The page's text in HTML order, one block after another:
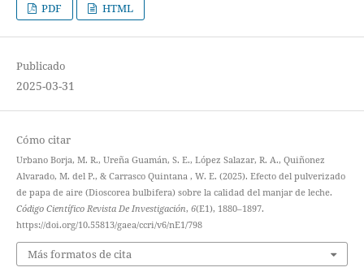
PDF HTML
Publicado
2025-03-31
Cómo citar
Urbano Borja, M. R., Ureña Guamán, S. E., López Salazar, R. A., Quiñonez
Alvarado, M. del P., & Carrasco Quintana , W. E. (2025). Efecto del pulverizado
de papa de aire (Dioscorea bulbifera) sobre la calidad del manjar de leche.
Código Científico Revista De Investigación, 6(E1), 1880–1897.
https://doi.org/10.55813/gaea/ccri/v6/nE1/798
Más formatos de cita